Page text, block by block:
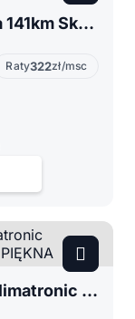
Hyundai Tucson I 2.0 Benzyna 141km Skóra Klimatronic Parktronik Alu Serwisowany PIĘKNY
Raty322zł/msc
Mazda 3 II 1.6 105KM * GAZ Klimatronic Tempomat Parktronik Grzane Fotele PIĘKNA